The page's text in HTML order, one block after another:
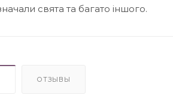
свята та багато іншого.
ОТЗЫВЫ